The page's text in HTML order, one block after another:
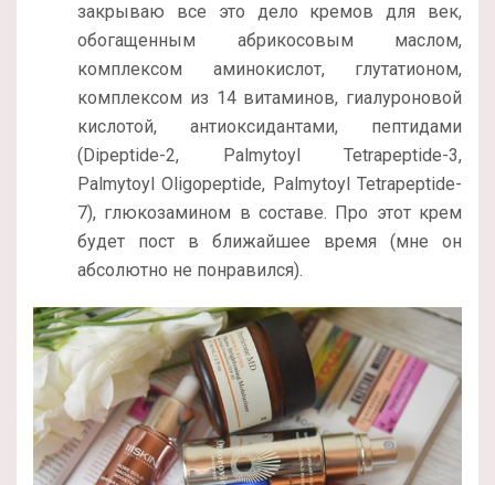
закрываю все это дело кремов для век,
обогащенным абрикосовым маслом,
комплексом аминокислот, глутатионом,
комплексом из 14 витаминов, гиалуроновой
кислотой, антиоксидантами, пептидами
(Dipeptide-2, Palmytoyl Tetrapeptide-3,
Palmytoyl Oligopeptide, Palmytoyl Tetrapeptide-
7), глюкозамином в составе. Про этот крем
будет пост в ближайшее время (мне он
абсолютно не понравился).